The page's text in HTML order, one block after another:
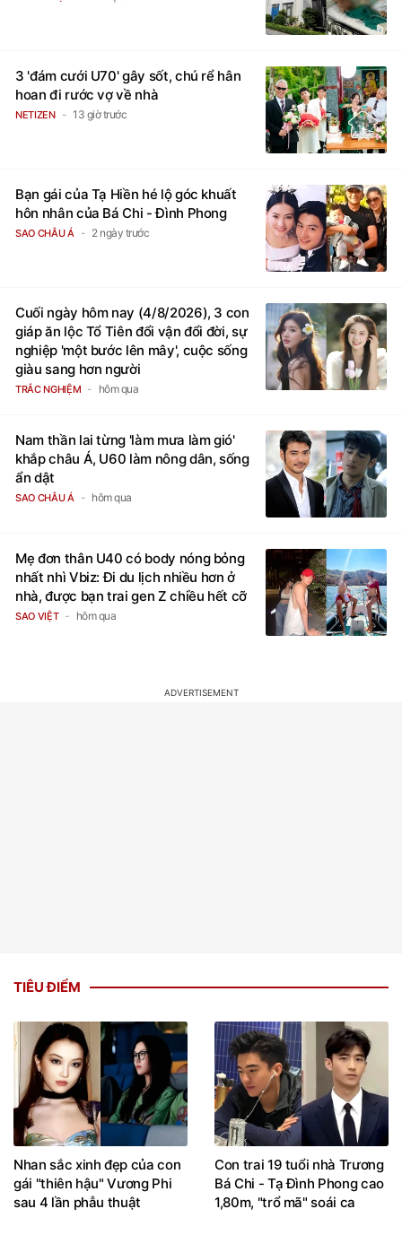
3 'đám cưới U70' gây sốt, chú rể hân
hoan đi rước vợ về nhà
NETIZEN 13 giờ trước
Bạn gái của Tạ Hiền hé lộ góc khuất
hôn nhân của Bá Chi - Đình Phong
SAO CHÂU Á 2 ngày trước
Cuối ngày hôm nay (4/8/2026), 3 con
giáp ăn lộc Tổ Tiên đổi vận đổi đời, sự
nghiệp 'một bước lên mây', cuộc sống
giàu sang hơn người
TRẮC NGHIỆM hôm qua
Nam thần lai từng 'làm mưa làm gió'
khắp châu Á, U60 làm nông dân, sống
ẩn dật
SAO CHÂU Á hôm qua
Mẹ đơn thân U40 có body nóng bỏng
nhất nhì Vbiz: Đi du lịch nhiều hơn ở
nhà, được bạn trai gen Z chiều hết cỡ
SAO VIỆT hôm qua
TIÊU ĐIỂM
Nhan sắc xinh đẹp của con
gái "thiên hậu" Vương Phi
sau 4 lần phẫu thuật
Con trai 19 tuổi nhà Trương
Bá Chi - Tạ Đình Phong cao
1,80m, "trổ mã" soái ca